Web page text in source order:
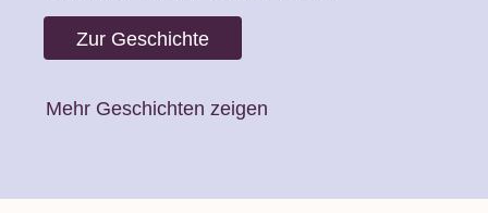
Zur Geschichte
Mehr Geschichten zeigen